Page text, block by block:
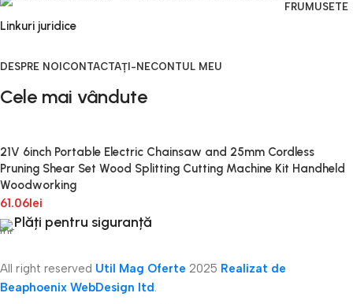
FRUMUSETE
Linkuri juridice
DESPRE NOI CONTACTAȚI-NECONTUL MEU
Cele mai vândute
21V 6inch Portable Electric Chainsaw and 25mm Cordless
Pruning Shear Set Wood Splitting Cutting Machine Kit Handheld
Woodworking
61.06lei
Plăți pentru siguranță
All right reserved Util Mag Oferte 2025 Realizat de
Beaphoenix WebDesign ltd.